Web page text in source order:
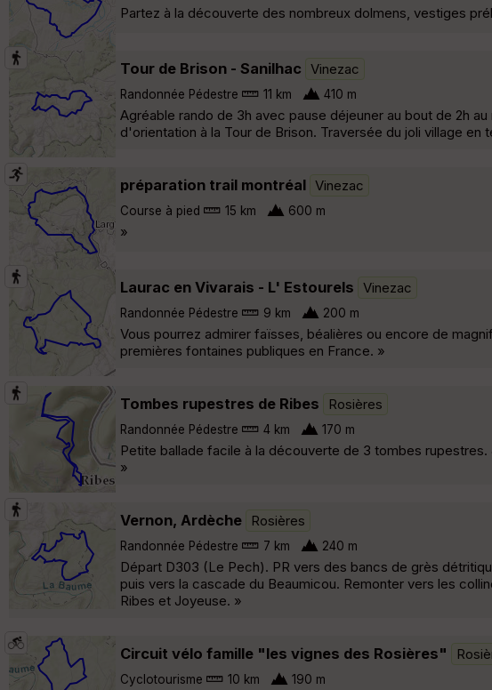
Partez à la découverte des nombreux dolmens, vestiges
Tour de Brison - Sanilhac Vinezac
Randonnée Pédestre 11 km 410 m
Agréable rando de 3h avec pause déjeuner au bout de 2h
d'orientation à la Tour de Brison. Traversée du joli village en
préparation trail montréal Vinezac
Course à pied 15 km 600 m
»
Laurac en Vivarais - L' Estourels Vinezac
Randonnée Pédestre 9 km 200 m
Vous pourrez admirer faïsses, béalières ou encore de
premières fontaines publiques en France. »
Tombes rupestres de Ribes Rosières
Randonnée Pédestre 4 km 170 m
Petite ballade facile à la découverte de 3 tombes
»
Vernon, Ardèche Rosières
Randonnée Pédestre 7 km 240 m
Départ D303 (Le Pech). PR vers des bancs de grès
puis vers la cascade du Beaumicou. Remonter vers les
Ribes et Joyeuse. »
Circuit vélo famille "les vignes des Rosières"
Cyclotourisme 10 km 190 m